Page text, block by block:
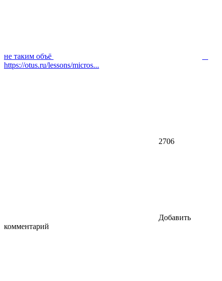
не таким объё
https://otus.ru/lessons/micros...
2706
Добавить
комментарий